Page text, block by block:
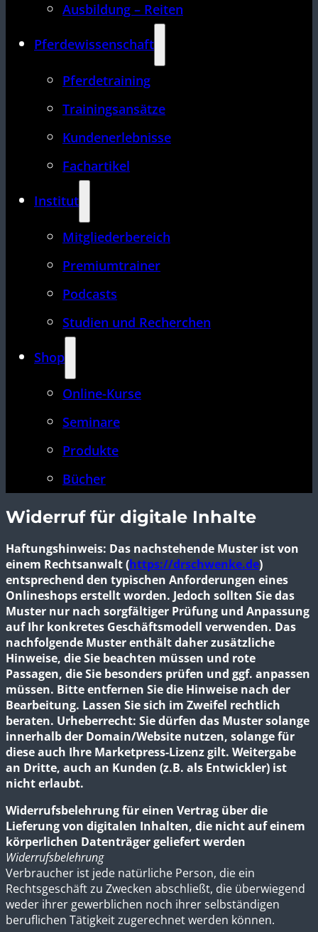
Ausbildung – Reiten
Pferdewissenschaft
Pferdetraining
Trainingsansätze
Kundenerlebnisse
Fachartikel
Institut
Mitgliederbereich
Premiumtrainer
Podcasts
Studien und Recherchen
Shop
Online-Kurse
Seminare
Produkte
Bücher
Widerruf für digitale Inhalte
Haftungshinweis: Das nachstehende Muster ist von
einem Rechtsanwalt (https://drschwenke.de)
entsprechend den typischen Anforderungen eines
Onlineshops erstellt worden. Jedoch sollten Sie das
Muster nur nach sorgfältiger Prüfung und Anpassung
auf Ihr konkretes Geschäftsmodell verwenden. Das
nachfolgende Muster enthält daher zusätzliche
Hinweise, die Sie beachten müssen und rote
Passagen, die Sie besonders prüfen und ggf. anpassen
müssen. Bitte entfernen Sie die Hinweise nach der
Bearbeitung. Lassen Sie sich im Zweifel rechtlich
beraten. Urheberrecht: Sie dürfen das Muster solange
innerhalb der Domain/Website nutzen, solange für
diese auch Ihre Marketpress-Lizenz gilt. Weitergabe
an Dritte, auch an Kunden (z.B. als Entwickler) ist
nicht erlaubt.
Widerrufsbelehrung für einen Vertrag über die
Lieferung von digitalen Inhalten, die nicht auf einem
körperlichen Datenträger geliefert werden
Widerrufsbelehrung
Verbraucher ist jede natürliche Person, die ein
Rechtsgeschäft zu Zwecken abschließt, die überwiegend
weder ihrer gewerblichen noch ihrer selbständigen
beruflichen Tätigkeit zugerechnet werden können.